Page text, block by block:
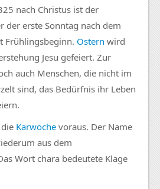
nach Christus ist der
der erste Sonntag nach dem
Frühlingsbeginn. Ostern wird
Jesu gefeiert. Zur
auch Menschen, die nicht im
sind, das Bedürfnis ihr Leben
Karwoche voraus. Der Name
aus dem
Wort chara bedeutete Klage